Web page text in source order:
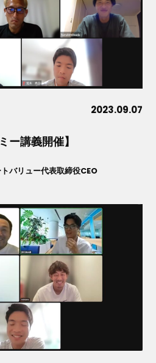
2023.09.07
ー講義開催】
バリュー代表取締役CEO